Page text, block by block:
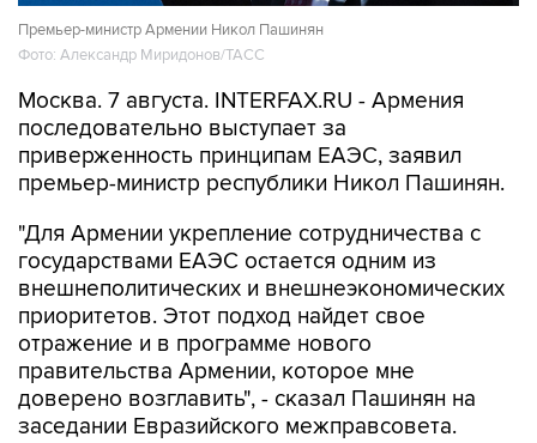
Премьер-министр Армении Никол Пашинян
Фото: Александр Миридонов/ТАСС
Москва. 7 августа. INTERFAX.RU - Армения
последовательно выступает за
приверженность принципам ЕАЭС, заявил
премьер-министр республики Никол Пашинян.
"Для Армении укрепление сотрудничества с
государствами ЕАЭС остается одним из
внешнеполитических и внешнеэкономических
приоритетов. Этот подход найдет свое
отражение и в программе нового
правительства Армении, которое мне
доверено возглавить", - сказал Пашинян на
заседании Евразийского межправсовета.